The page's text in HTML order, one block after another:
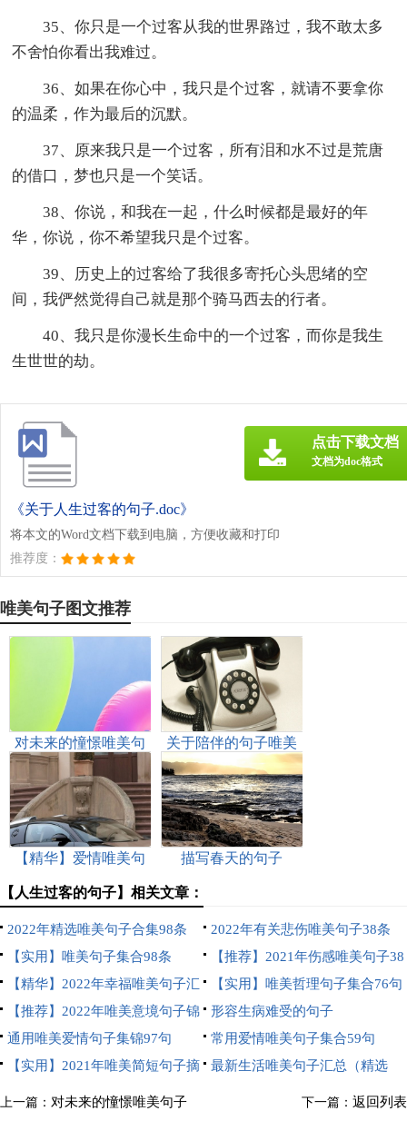
35、你只是一个过客从我的世界路过，我不敢太多
不舍怕你看出我难过。
36、如果在你心中，我只是个过客，就请不要拿你
的温柔，作为最后的沉默。
37、原来我只是一个过客，所有泪和水不过是荒唐
的借口，梦也只是一个笑话。
38、你说，和我在一起，什么时候都是最好的年
华，你说，你不希望我只是个过客。
39、历史上的过客给了我很多寄托心头思绪的空
间，我俨然觉得自己就是那个骑马西去的行者。
40、我只是你漫长生命中的一个过客，而你是我生
生世世的劫。
《关于人生过客的句子.doc》
将本文的Word文档下载到电脑，方便收藏和打印
推荐度：
点击下载文档
文档为doc格式
唯美句子图文推荐
对未来的憧憬唯美句
子
关于陪伴的句子唯美
【精华】爱情唯美句
描写春天的句子
【人生过客的句子】相关文章：
2022年精选唯美句子合集98条
2022年有关悲伤唯美句子38条
【实用】唯美句子集合98条
【推荐】2021年伤感唯美句子38
条
【精华】2022年幸福唯美句子汇
总95句
【实用】唯美哲理句子集合76句
【推荐】2022年唯美意境句子锦
集45句
形容生病难受的句子
通用唯美爱情句子集锦97句
常用爱情唯美句子集合59句
【实用】2021年唯美简短句子摘
录69句
最新生活唯美句子汇总（精选
上一篇： 对未来的憧憬唯美句子 下一篇： 返回列表